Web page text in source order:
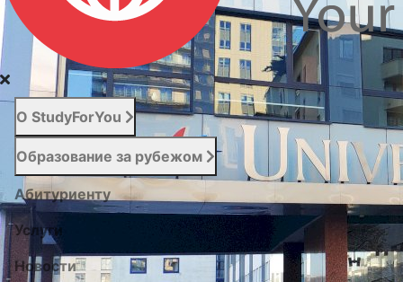
О StudyForYou
Образование за рубежом
Абитуриенту
Услуги
Новости